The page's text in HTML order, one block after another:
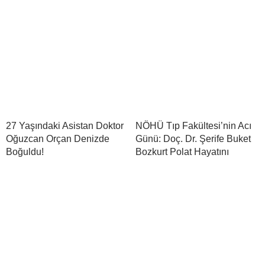
27 Yaşındaki Asistan Doktor
Oğuzcan Orçan Denizde
Boğuldu!
NÖHÜ Tıp Fakültesi’nin Acı
Günü: Doç. Dr. Şerife Buket
Bozkurt Polat Hayatını